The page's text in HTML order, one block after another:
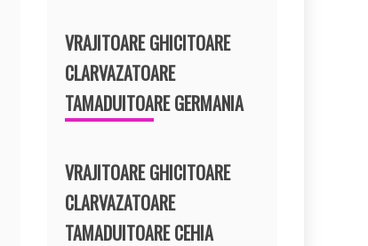
VRAJITOARE GHICITOARE
CLARVAZATOARE
TAMADUITOARE GERMANIA
VRAJITOARE GHICITOARE
CLARVAZATOARE
TAMADUITOARE CEHIA